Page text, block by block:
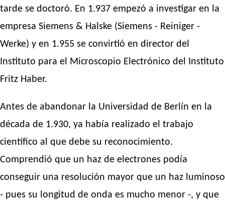
tarde se doctoró. En 1.937 empezó a investigar en la
empresa Siemens & Halske (Siemens - Reiniger -
Werke) y en 1.955 se convirtió en director del
Instituto para el Microscopio Electrónico del Instituto
Fritz Haber.
Antes de abandonar la Universidad de Berlín en la
década de 1.930, ya había realizado el trabajo
científico al que debe su reconocimiento.
Comprendió que un haz de electrones podía
conseguir una resolución mayor que un haz luminoso
- pues su longitud de onda es mucho menor -, y que